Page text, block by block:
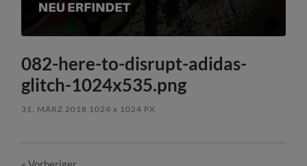
082-here-to-disrupt-adidas-
glitch-1024x535.png
31. MÄRZ 2018 1024x 1024 PX